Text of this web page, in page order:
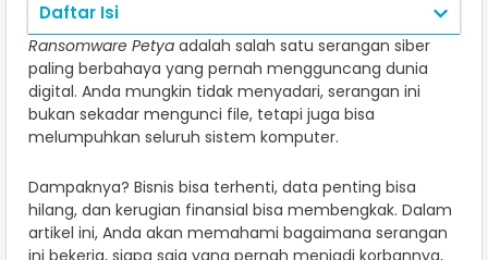
Daftar Isi
Ransomware Petya adalah salah satu serangan siber
paling berbahaya yang pernah mengguncang dunia
digital. Anda mungkin tidak menyadari, serangan ini
bukan sekadar mengunci file, tetapi juga bisa
melumpuhkan seluruh sistem komputer.
Dampaknya? Bisnis bisa terhenti, data penting bisa
hilang, dan kerugian finansial bisa membengkak. Dalam
artikel ini, Anda akan memahami bagaimana serangan